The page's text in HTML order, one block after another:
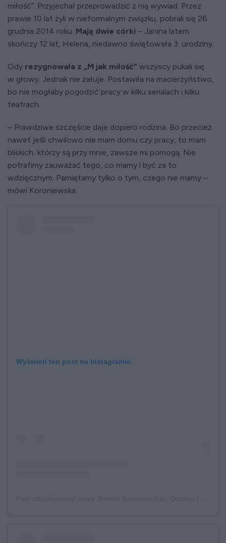
miłość”. Przyjechał przeprowadzić z nią wywiad. Przez
prawie 10 lat żyli w nieformalnym związku, pobrali się 26
grudnia 2014 roku. Mają dwie córki – Janina latem
skończy 12 lat, Helena, niedawno świętowała 3. urodziny.
Gdy rezygnowała z „M jak miłość” wszyscy pukali się
w głowy. Jednak nie żałuje. Postawiła na macierzyństwo,
bo nie mogłaby pogodzić pracy w kilku serialach i kilku
teatrach.
– Prawdziwe szczęście daje dopiero rodzina. Bo przecież
nawet jeśli chwilowo nie mam domu czy pracy, to mam
bliskich, którzy są przy mnie, zawsze mi pomogą. Nie
potrafimy zauważać tego, co mamy i być za to
wdzięcznym. Pamiętamy tylko o tym, czego nie mamy –
mówi Koroniewska.
Wyświetl ten post na Instagramie.